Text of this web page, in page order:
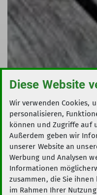
Bistro
©
Diese Website
Wir verwenden Cookies,
personalisieren,
können und Zugriffe auf
Außerdem geben wir
unserer Website an
Werbung und Analysen
Informationen
zusammen, die Sie
im Rahmen Ihrer